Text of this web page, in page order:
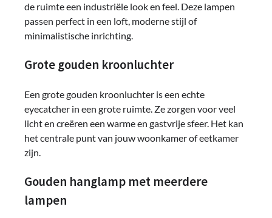
de ruimte een industriële look en feel. Deze lampen
passen perfect in een loft, moderne stijl of
minimalistische inrichting.
Grote gouden kroonluchter
Een grote gouden kroonluchter is een echte
eyecatcher in een grote ruimte. Ze zorgen voor veel
licht en creëren een warme en gastvrije sfeer. Het kan
het centrale punt van jouw woonkamer of eetkamer
zijn.
Gouden hanglamp met meerdere
lampen